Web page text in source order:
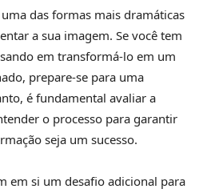
das formas mais dramáticas
a sua imagem. Se você tem
em transformá-lo em um
prepare-se para uma
é fundamental avaliar a
o processo para garantir
seja um sucesso.
em si um desafio adicional para